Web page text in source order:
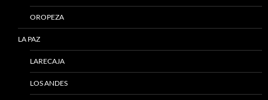
OROPEZA
LA PAZ
LARECAJA
LOS ANDES